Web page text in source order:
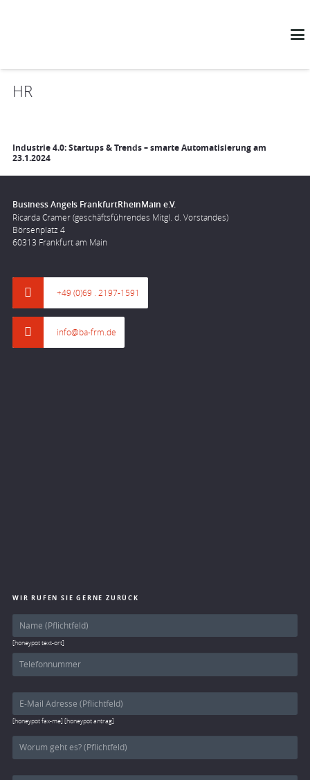
HR
Industrie 4.0: Startups & Trends – smarte Automatisierung am
23.1.2024
Business Angels FrankfurtRheinMain e.V.
Ricarda Cramer (geschäftsführendes Mitgl. d. Vorstandes)
Börsenplatz 4
60313 Frankfurt am Main
+49 (0)69 . 2197-1591
info@ba-frm.de
WIR RUFEN SIE GERNE ZURÜCK
[honeypot text-ort]
[honeypot fax-me] [honeypot antrag]